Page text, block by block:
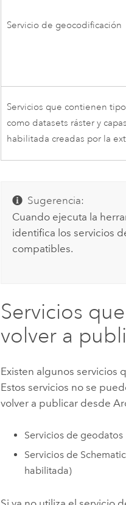
Servicio de geocodificación
Servicios que contienen
como datasets ráster y
habilitada creadas por la
Sugerencia:
Cuando ejecuta la
identifica los servicios
compatibles.
Servicios
volver a
Existen algunos
Estos servicios no se
volver a publicar desde
Servicios de geodatos
Servicios de
habilitada)